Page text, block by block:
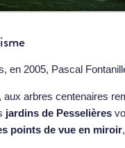
en 2005, Pascal
, aux arbres centenaires
jardins de Pesselières
points de vue en miroir